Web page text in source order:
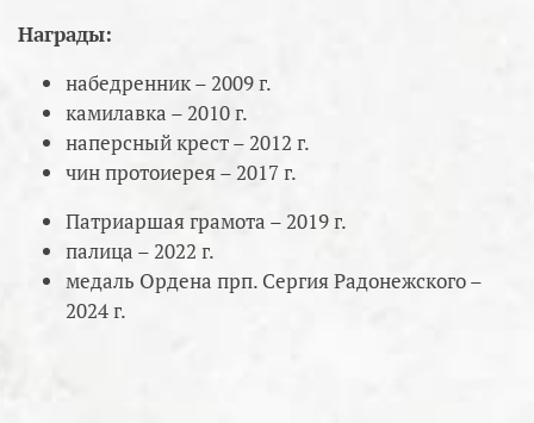
Награды:
набедренник – 2009 г.
камилавка – 2010 г.
наперсный крест – 2012 г.
чин протоиерея – 2017 г.
Патриаршая грамота – 2019 г.
палица – 2022 г.
медаль Ордена прп. Сергия Радонежского –
2024 г.